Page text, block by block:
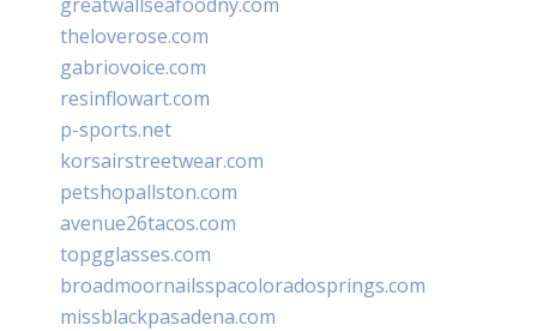
theloverose.com
gabriovoice.com
resinflowart.com
p-sports.net
korsairstreetwear.com
petshopallston.com
avenue26tacos.com
topgglasses.com
broadmoornailsspacoloradosprings.com
missblackpasadena.com